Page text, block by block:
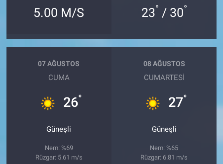
5.00 M/S 23° / 30°
07 AĞUSTOS
CUMA
26°
Güneşli
Nem: %69
Rüzgar: 5.61 m/s
08 AĞUSTOS
CUMARTESI
27°
Güneşli
Nem: %65
Rüzgar: 6.81 m/s